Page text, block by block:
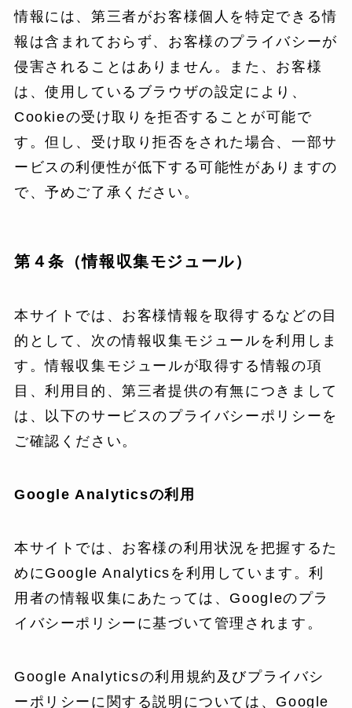
情報には、第三者がお客様個人を特定できる情
報は含まれておらず、お客様のプライバシーが
侵害されることはありません。また、お客様
は、使用しているブラウザの設定により、
Cookieの受け取りを拒否することが可能で
す。但し、受け取り拒否をされた場合、一部サ
ービスの利便性が低下する可能性がありますの
で、予めご了承ください。
第４条（情報収集モジュール）
本サイトでは、お客様情報を取得するなどの目
的として、次の情報収集モジュールを利用しま
す。情報収集モジュールが取得する情報の項
目、利用目的、第三者提供の有無につきまして
は、以下のサービスのプライバシーポリシーを
ご確認ください。
Google Analyticsの利用
本サイトでは、お客様の利用状況を把握するた
めにGoogle Analyticsを利用しています。利
用者の情報収集にあたっては、Googleのプラ
イバシーポリシーに基づいて管理されます。
Google Analyticsの利用規約及びプライバシ
ーポリシーに関する説明については、Google